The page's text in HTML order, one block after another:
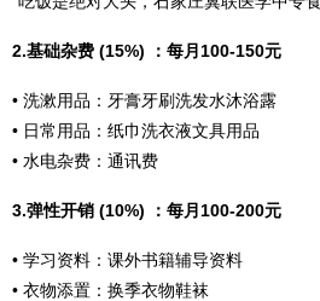
2.基础杂费 (15%) ：每月100-150元
• 洗漱用品：牙膏牙刷洗发水沐浴露
• 日常用品：纸巾洗衣液文具用品
• 水电杂费：通讯费
3.弹性开销 (10%) ：每月100-200元
• 学习资料：课外书籍辅导资料
• 衣物添置：换季衣物鞋袜